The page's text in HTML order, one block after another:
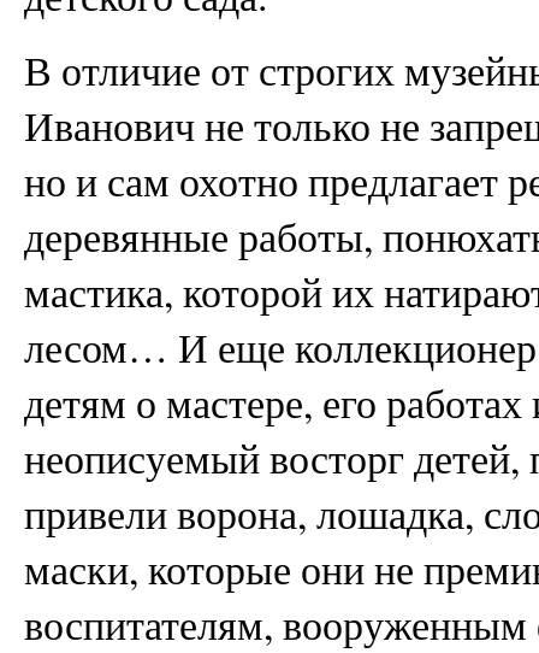
В отличие от строгих
Иванович не только не
но и сам охотно предлагает
деревянные работы,
мастика, которой их
лесом… И еще коллекционер
детям о мастере, его
неописуемый восторг
привели ворона, лошадка,
маски, которые они не
воспитателям,